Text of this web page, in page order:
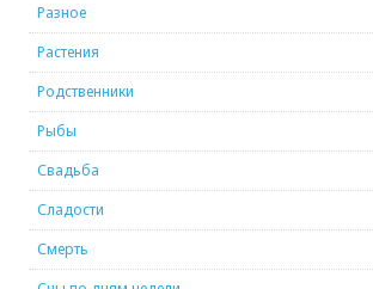
Разное
Растения
Родственники
Рыбы
Свадьба
Сладости
Смерть